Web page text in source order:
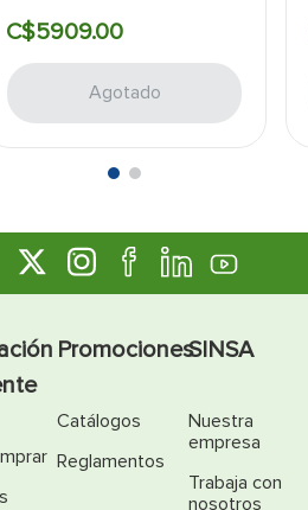
C$5909.00
Agotado
Promociones
Catálogos
Reglamentos
SINSA
Nuestra
empresa
Trabaja con
nosotros